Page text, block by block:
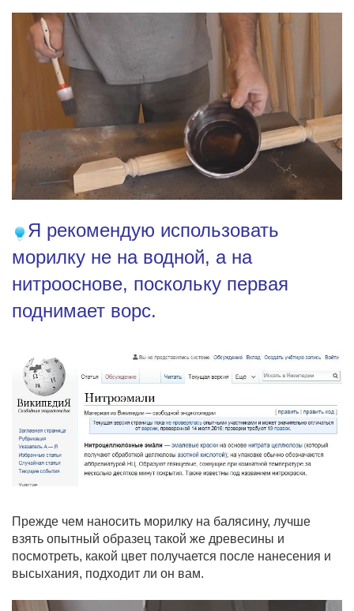
Я рекомендую использовать
морилку не на водной, а на
нитрооснове, поскольку первая
поднимает ворс.
Прежде чем наносить морилку на балясину, лучше
взять опытный образец такой же древесины и
посмотреть, какой цвет получается после нанесения и
высыхания, подходит ли он вам.